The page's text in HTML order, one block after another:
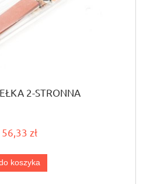
2-STRONNA
56,33 zł
koszyka